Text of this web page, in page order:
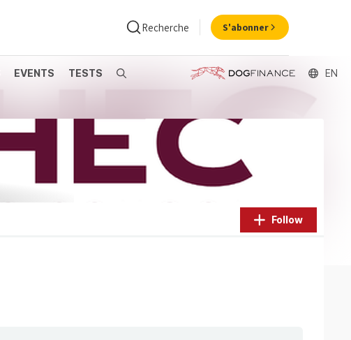
EVENTS TESTS Search EN
Follow
Recherche S'abonner